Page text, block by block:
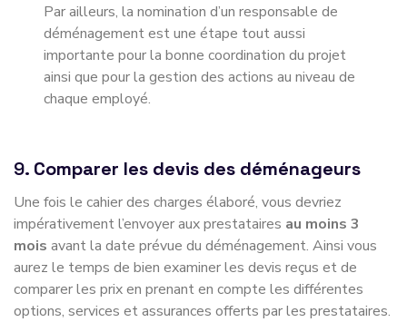
Par ailleurs, la nomination d’un responsable de
déménagement est une étape tout aussi
importante pour la bonne coordination du projet
ainsi que pour la gestion des actions au niveau de
chaque employé.
9. Comparer les devis des déménageurs
Une fois le cahier des charges élaboré, vous devriez
impérativement l’envoyer aux prestataires au moins 3
mois avant la date prévue du déménagement. Ainsi vous
aurez le temps de bien examiner les devis reçus et de
comparer les prix en prenant en compte les différentes
options, services et assurances offerts par les prestataires.